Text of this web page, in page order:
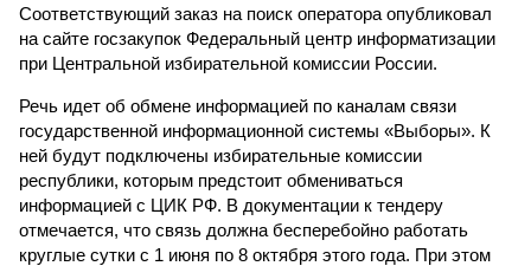
Соответствующий заказ на поиск оператора опубликовал
на сайте госзакупок Федеральный центр информатизации
при Центральной избирательной комиссии России.
Речь идет об обмене информацией по каналам связи
государственной информационной системы «Выборы». К
ней будут подключены избирательные комиссии
республики, которым предстоит обмениваться
информацией с ЦИК РФ. В документации к тендеру
отмечается, что связь должна бесперебойно работать
круглые сутки с 1 июня по 8 октября этого года. При этом